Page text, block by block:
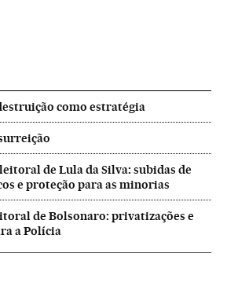
como estratégia
de Lula da Silva: subidas de
e proteção para as minorias
de Bolsonaro: privatizações e
a Polícia